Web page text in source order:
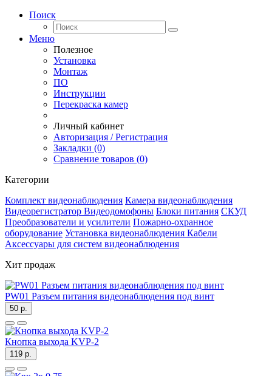
Поиск
Меню
Полезное
Установка
Монтаж
ПО
Инструкции
Перекраска камер
Личный кабинет
Авторизация / Регистрация
Закладки (0)
Сравнение товаров (0)
Категории
Комплект видеонаблюдения Камера видеонаблюдения
Видеорегистратор Видеодомофоны Блоки питания СКУД
Преобразователи и усилители Пожарно-охранное
оборудование Установка видеонаблюдения Кабели
Аксессуары для систем видеонаблюдения
Хит продаж
PW01 Разъем питания видеонаблюдения под винт
50 р.
Кнопка выхода KVP-2
119 р.